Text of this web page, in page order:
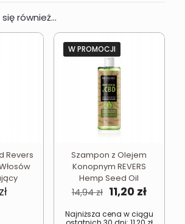
również…
Revers
zł
W PROMOCJI
Szampon z Olejem
Konopnym REVERS
Hemp Seed Oil
14,94zł Pierwotna
wynosiła:
11,20 zł
Najniższa cena w ciągu